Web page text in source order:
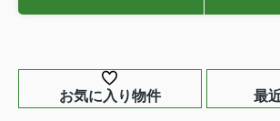
お気に入り物件 最